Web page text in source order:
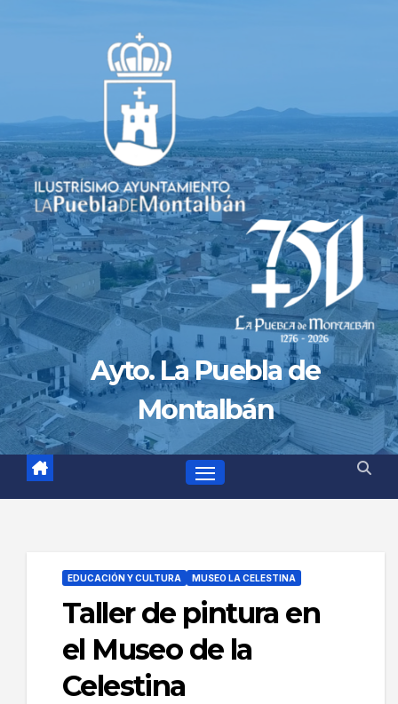
Ayto. La Puebla de
Montalbán
EDUCACIÓN Y CULTURA MUSEO LA CELESTINA
Taller de pintura en
el Museo de la
Celestina